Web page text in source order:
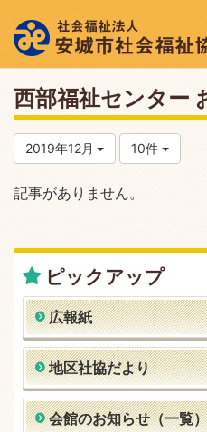
西部福祉センター
2019年12月 10件
記事がありません。
ピックアップ
広報紙
地区社協だより
会館のお知らせ（一覧）